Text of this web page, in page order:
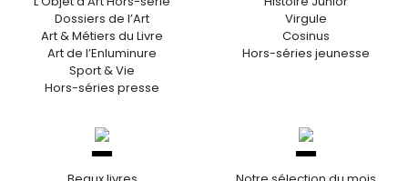
Dossiers de l’Art
Art & Métiers du Livre
Art de l’Enluminure
Sport & Vie
Hors-séries presse
Virgule
Cosinus
Hors-séries jeunesse